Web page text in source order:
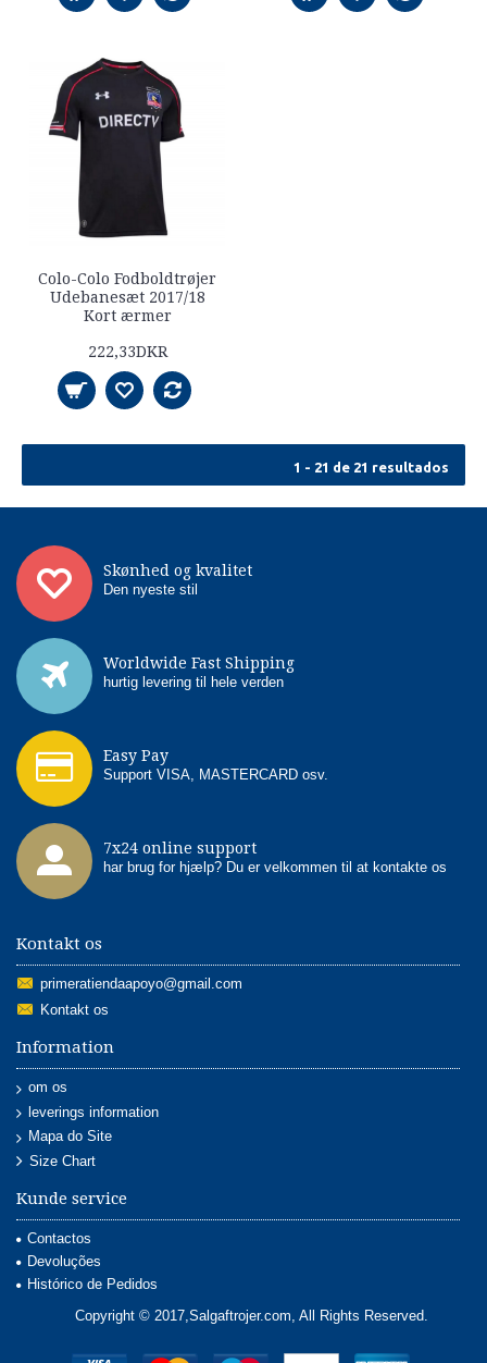
Colo-Colo Fodboldtrøjer
Udebanesæt 2017/18
Kort ærmer
222,33DKR
1 - 21 de 21 resultados
Skønhed og kvalitet
Den nyeste stil
Worldwide Fast Shipping
hurtig levering til hele verden
Easy Pay
Support VISA, MASTERCARD osv.
7x24 online support
har brug for hjælp? Du er velkommen til at kontakte os
Kontakt os
primeratiendaapoyo@gmail.com
Kontakt os
Information
om os
leverings information
Mapa do Site
Size Chart
Kunde service
Contactos
Devoluções
Histórico de Pedidos
Copyright © 2017,Salgaftrojer.com, All Rights Reserved.